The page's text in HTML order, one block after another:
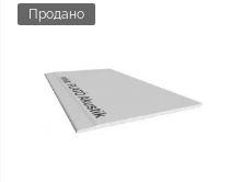
Продано